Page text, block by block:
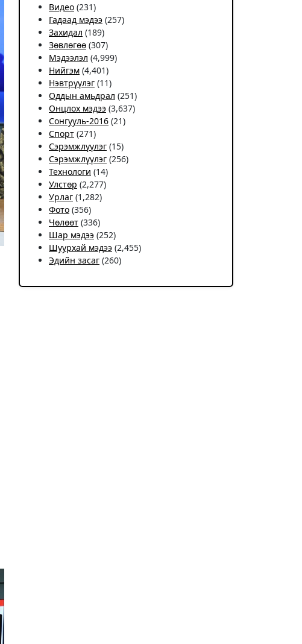
Видео (231)
Гадаад мэдээ (257)
Захидал (189)
Зөвлөгөө (307)
Мэдээлэл (4,999)
Нийгэм (4,401)
Нэвтрүүлэг (11)
Оддын амьдрал (251)
Онцлох мэдээ (3,637)
Сонгууль-2016 (21)
Спорт (271)
Сэрэмжлүүлэг (15)
Сэрэмжлүүлэг (256)
Технологи (14)
Улстөр (2,277)
Урлаг (1,282)
Фото (356)
Чѳлѳѳт (336)
Шар мэдээ (252)
Шуурхай мэдээ (2,455)
Эдийн засаг (260)